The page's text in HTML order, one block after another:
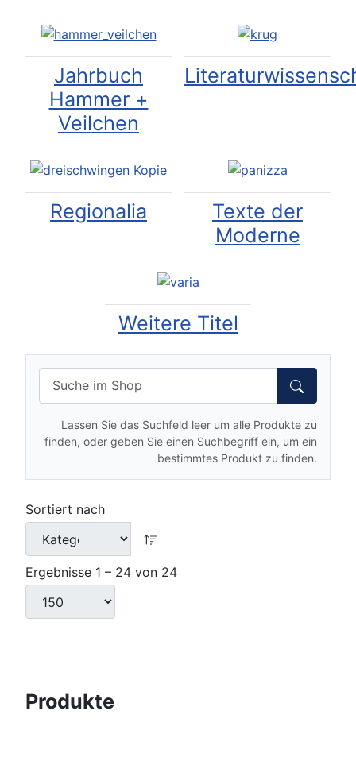
Jahrbuch
Hammer +
Veilchen
Regionalia
Texte der
Moderne
Weitere Titel
Lassen Sie das Suchfeld leer um alle Produkte zu
finden, oder geben Sie einen Suchbegriff ein, um ein
bestimmtes Produkt zu finden.
Sortiert nach
Ergebnisse 1 – 24 von 24
Produkte